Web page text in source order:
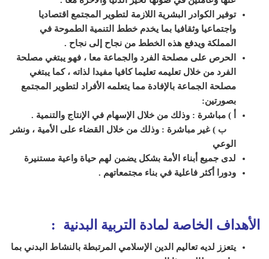
توفير الكوادر البشرية اللازمة لتطوير المجتمع اقتصاديا
واجتماعيا وثقافيا بما يخدم خطط التنمية الطموحة في
المملكة ويدفع هذه
الخطط من نجاح إلى نجاح .
الحرص على مصلحة الفرد والجماعة معا ، فهو يبتغي مصلحة
الفرد من خلال تعليمه تعليما كافيا مفيدا لذاته ، كما يبتغي
مصلحة الجماعة بالإفادة مما يتعلمه الأفراد لتطوير المجتمع
بصورتين:
أ ) مباشرة : وذلك من خلال الإسهام في الإنتاج والتنمية .
ب ) غير مباشرة : وذلك من خلال القضاء على
الأمية ، ونشر
الوعي
لدى جميع أبناء الأمة بشكل يضمن لهم حياة واعية مستنيرة
ودورا أكثر فاعلية في بناء مجتمعاتهم .
الأهداف الخاصة لمادة التربية البدنية :
يتعزز لديه تعاليم الدين الإسلامي المرتبطة بالنشاط البدني بما